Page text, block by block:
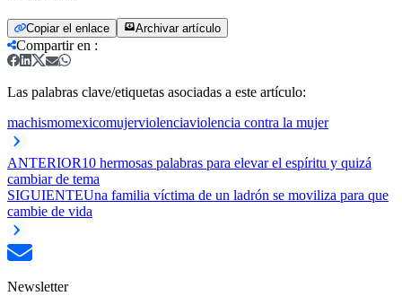
Copiar el enlace Archivar artículo
Compartir en :
Las palabras clave/etiquetas asociadas a este artículo:
machismomexicomujerviolenciaviolencia contra la mujer
ANTERIOR10 hermosas palabras para elevar el espíritu y quizá
cambiar de tema
SIGUIENTEUna familia víctima de un ladrón se moviliza para que
cambie de vida
Newsletter